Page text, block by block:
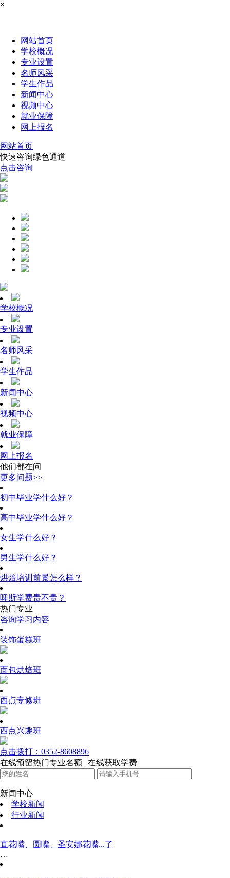
×
网站首页
学校概况
专业设置
名师风采
学生作品
新闻中心
视频中心
就业保障
网上报名
网站首页
快速咨询绿色通道
点击咨询
学校概况
专业设置
名师风采
学生作品
新闻中心
视频中心
就业保障
网上报名
他们都在问
更多问题>>
初中毕业学什么好？
高中毕业学什么好？
女生学什么好？
男生学什么好？
烘焙培训前景怎么样？
啤斯学费贵不贵？
热门专业
咨询学习内容
装饰蛋糕班
面包烘焙班
西点专修班
西点兴趣班
点击拨打：0352-8608896
在线预留热门专业名额 | 在线获取学费
新闻中心
学校新闻
行业新闻
直花嘴、圆嘴、圣安娜花嘴...了
…